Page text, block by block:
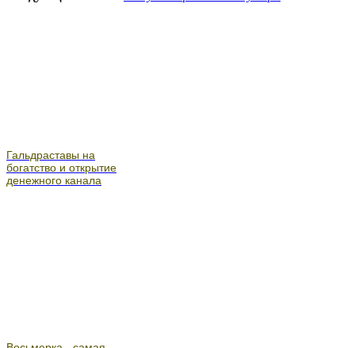
Гальдраставы на
богатство и открытие
денежного канала